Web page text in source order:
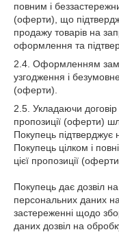
повним і
(оферти), що
продажу товарів на
оформлення та
2.4. Оформленням
узгодження і
(оферти).
2.5. Укладаючи
пропозиції (оферти)
Покупець підтверджує
Покупець цілком і
цієї пропозиції
Покупець дає дозвіл
персональних даних
застереженні щодо
даних дозвіл на